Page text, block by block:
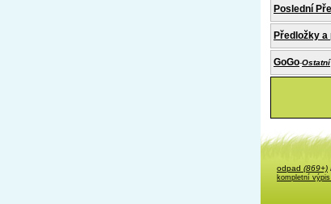
Poslední
Předložky
GoGo-Ostatní
odpad (869+)
kompletní